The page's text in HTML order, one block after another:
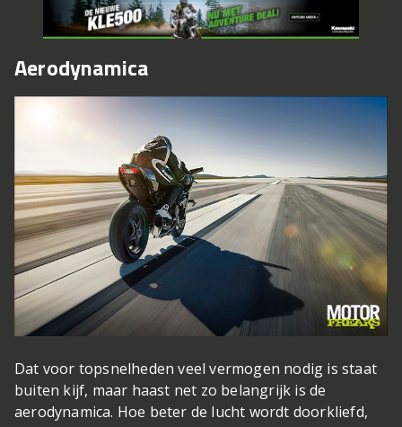
Aerodynamica
Dat voor topsnelheden veel vermogen nodig is staat
buiten kijf, maar haast net zo belangrijk is de
aerodynamica. Hoe beter de lucht wordt doorkliefd,